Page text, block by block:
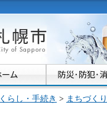
くらし・手続き > まちづく